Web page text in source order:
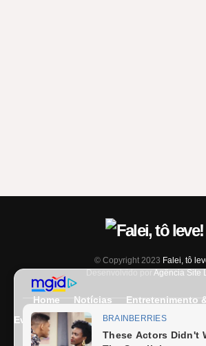
© Copyright 2023 Falei, tô
Desenvolvido por Agência Site
Home Notícias
Entretenimento
Eventos
Entrevista Últimas Notícias
Expediente
Fale Conosco